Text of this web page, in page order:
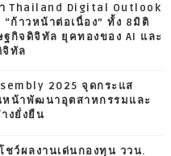
า Thailand Digital Outlook
ก้าวหน้าต่อเนื่อง” ทั้ง 8มิติ
กิจดิจิทัล ยุคทองของ AI และ
จิทัล
2025 จุดกระแส
หน้าพัฒนาอุตสาหกรรมและ
งยั่งยืน
ว์ผลงานเด่นกองทุน ววน.